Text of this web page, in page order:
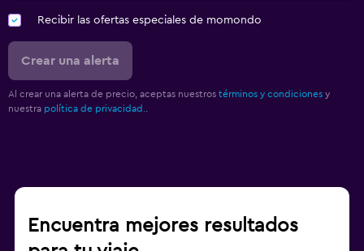
Recibir las ofertas especiales de momondo
Crear una alerta
Al crear una alerta de precio, aceptas nuestros términos y condiciones y
nuestra política de privacidad.
Encuentra mejores resultados